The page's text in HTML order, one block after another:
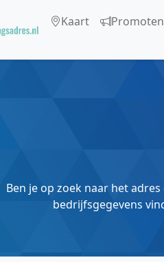
Kaart Promoten
Ben je op zoek naar het
bedrijfsgegevens